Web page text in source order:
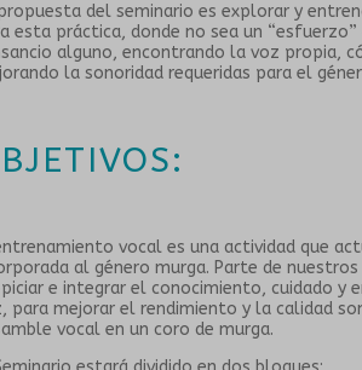
del seminario es explorar y
esta práctica, donde no sea un
alguno, encontrando la voz propia,
la sonoridad requeridas para el
vocal es una actividad que
al género murga. Parte de
e integrar el conocimiento, cuidado y
para mejorar el rendimiento y la calidad
vocal en un coro de murga.